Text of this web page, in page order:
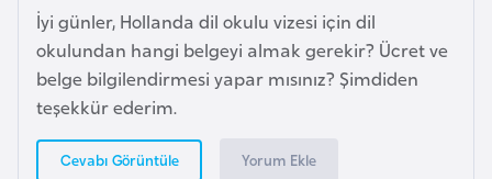
İyi günler, Hollanda dil okulu vizesi için dil
okulundan hangi belgeyi almak gerekir? Ücret ve
belge bilgilendirmesi yapar mısınız? Şimdiden
teşekkür ederim.
Cevabı Görüntüle Yorum Ekle
K
o
n
g